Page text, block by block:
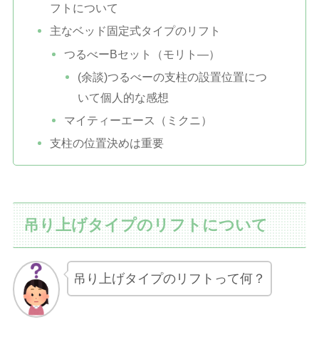
フトについて
主なベッド固定式タイプのリフト
つるべーBセット（モリト―）
(余談)つるべーの支柱の設置位置につ
いて個人的な感想
マイティーエース（ミクニ）
支柱の位置決めは重要
吊り上げタイプのリフトについて
吊り上げタイプのリフトって何？